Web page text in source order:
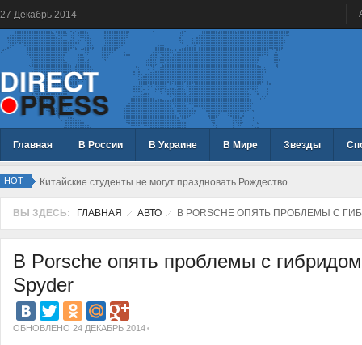
27 Декабрь 2014
Главная В России В Украине В Мире Звезды
HOT Китайские студенты не могут праздновать Рождество
ВЫ ЗДЕСЬ: ГЛАВНАЯ АВТО В PORSCHE ОПЯТЬ ПРОБЛЕМЫ С
В Porsche опять проблемы с
Spyder
ОБНОВЛЕНО 24 ДЕКАБРЬ 2014